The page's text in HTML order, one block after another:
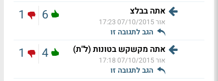
אתה בבלצ
אור07/10/2015 17:23
הגב לתגובה זו
6
1
אתה מקשקש בטונות (ל"ת)
אור07/10/2015 17:18
הגב לתגובה זו
4
1